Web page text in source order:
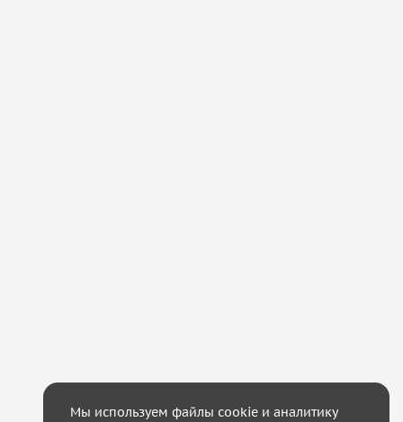
Мы используем файлы cookie и аналитику